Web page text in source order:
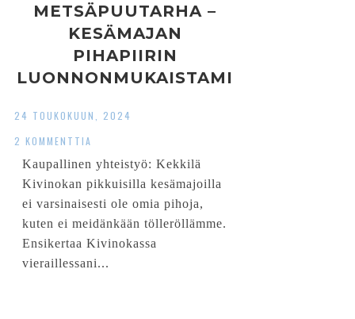
METSÄPUUTARHA –
KESÄMAJAN
PIHAPIIRIN
LUONNONMUKAISTAMI
24 TOUKOKUUN, 2024
2 KOMMENTTIA
Kaupallinen yhteistyö: Kekkilä
Kivinokan pikkuisilla kesämajoilla
ei varsinaisesti ole omia pihoja,
kuten ei meidänkään tölleröllämme.
Ensikertaa Kivinokassa
vieraillessani...